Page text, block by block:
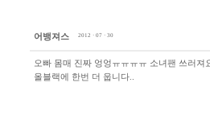
어뱅져스 2012 · 07 · 30
오빠 몸매 진짜 엉엉ㅠㅠㅠㅠ 소녀팬 쓰러져
올블랙에 한번 더 웁니다..